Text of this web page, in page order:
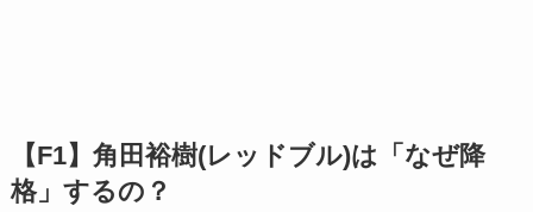
【F1】角田裕樹(レッドブル)は「なぜ降
格」するの？